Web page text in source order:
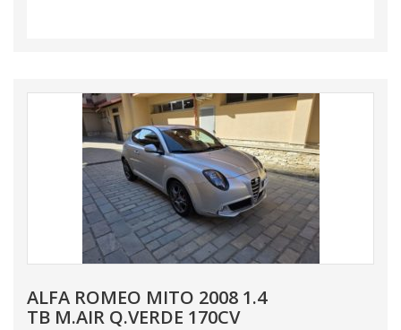
ALFA ROMEO MITO 2008 1.4
TB M.AIR Q.VERDE 170CV